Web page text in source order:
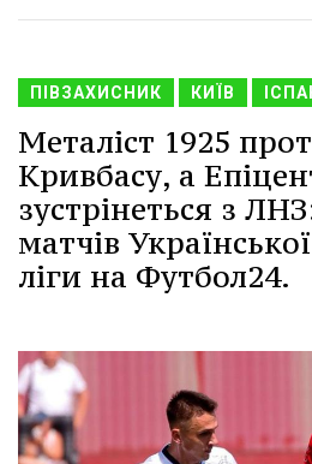
ПІВЗАХИСНИК КИЇВ
Металіст 1925
Кривбасу, а
зустрінеться з
матчів
ліги на Футбол24.